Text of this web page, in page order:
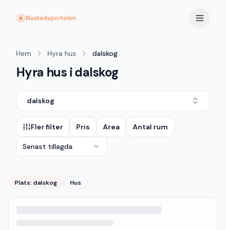
Hem Hyra hus dalskog
Hyra hus i dalskog
dalskog
Fler filter Pris Area Antal rum
Senast tillagda
Plats: dalskog Hus